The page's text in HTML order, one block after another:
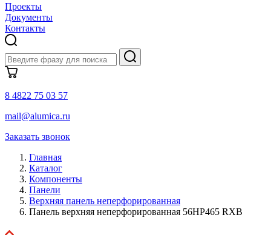
Проекты
Документы
Контакты
8 4822 75 03 57
mail@alumica.ru
Заказать звонок
Главная
Каталог
Компоненты
Панели
Верхняя панель неперфорированная
Панель верхняя неперфорированная 56HP465 RXB